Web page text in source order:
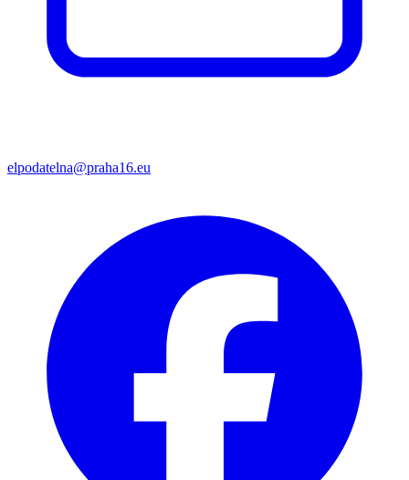
elpodatelna@praha16.eu